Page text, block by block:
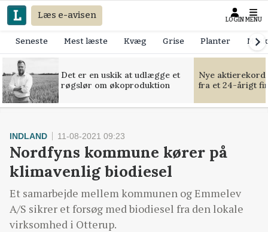
Læs e-avisen LOGIN MENU
Seneste Mest læste Kvæg Grise Planter
Det er en uskik at udlægge et
røgslør om økoproduktion
Nye
fra et 24-årigt
INDLAND 11-08-2021 09:23
Nordfyns kommune kører på
klimavenlig biodiesel
Et samarbejde mellem kommunen og Emmelev
A/S sikrer et forsøg med biodiesel fra den lokale
virksomhed i Otterup.